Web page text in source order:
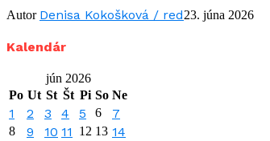
Autor Denisa Kokošková / red23. júna 2026
Kalendár
jún 2026
Po Ut St Št Pi So Ne
1 2 3 4 5 6 7
8 9 10 11 12 13 14